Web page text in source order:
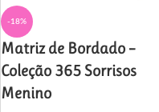
-18%
Matriz de Bordado –
Coleção 365 Sorrisos
Menino